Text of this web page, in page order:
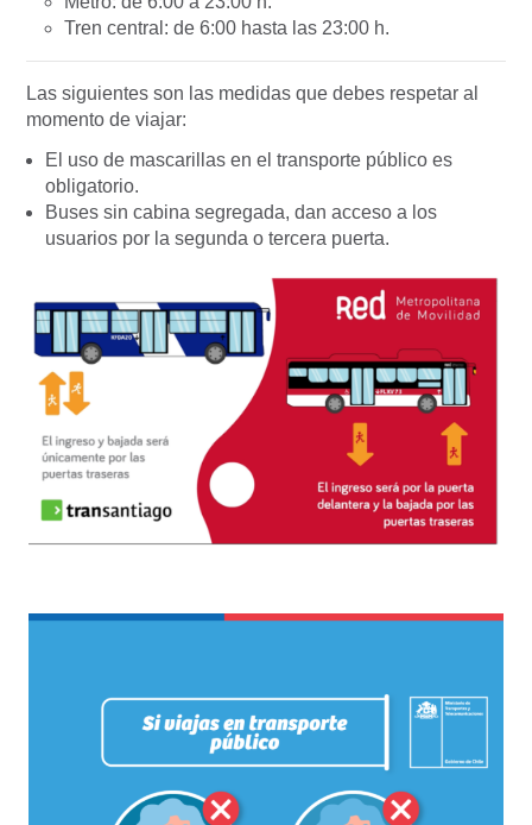
Tren central: de 6:00 hasta las 23:00 h.
Las siguientes son las medidas que debes respetar al
momento de viajar:
El uso de mascarillas en el transporte público es
obligatorio.
Buses sin cabina segregada, dan acceso a los
usuarios por la segunda o tercera puerta.